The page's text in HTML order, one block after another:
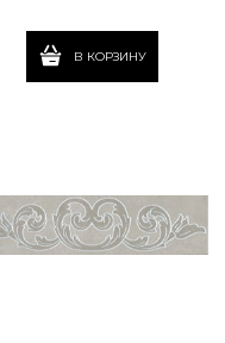
В КОРЗИНУ